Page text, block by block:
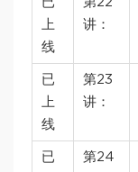
上
线
讲：
已
上
线
第23
讲：
已
第24